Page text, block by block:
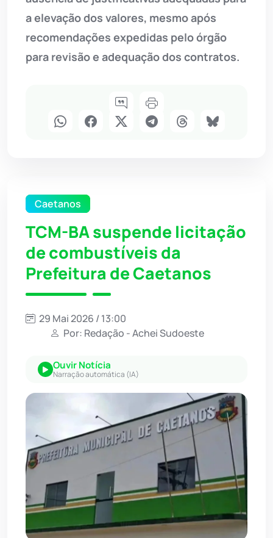
a elevação dos valores, mesmo após
recomendações expedidas pelo órgão
para revisão e adequação dos contratos.
Caetanos
TCM-BA suspende licitação
de combustíveis da
Prefeitura de Caetanos
29 Mai 2026 / 13:00
Por: Redação - Achei Sudoeste
Ouvir Notícia
Narração automática (IA)